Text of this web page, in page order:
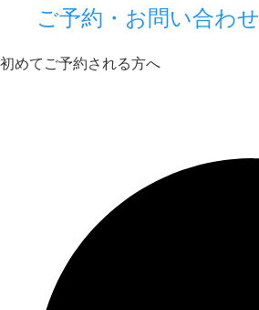
ご予約・お問い合わせ
初めてご予約される方へ